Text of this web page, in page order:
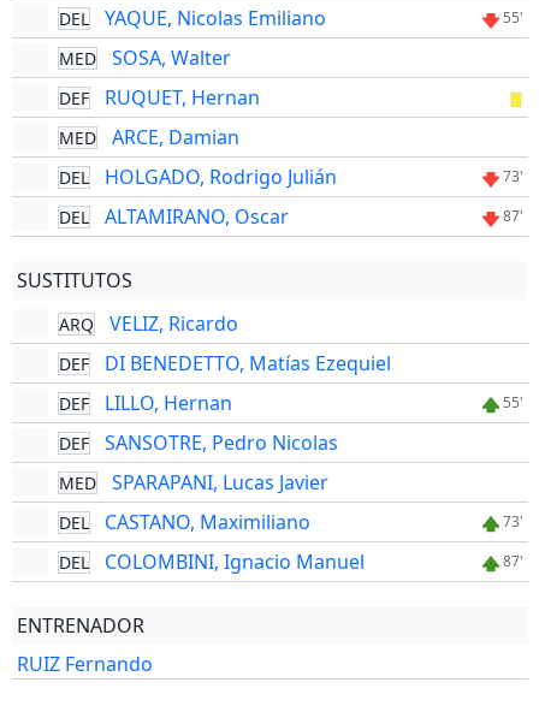
DEL YAQUE, Nicolas Emiliano 55'
MED SOSA, Walter
DEF RUQUET, Hernan
MED ARCE, Damian
DEL HOLGADO, Rodrigo Julián 73'
DEL ALTAMIRANO, Oscar 87'
SUSTITUTOS
ARQ VELIZ, Ricardo
DEF DI BENEDETTO, Matías Ezequiel
DEF LILLO, Hernan 55'
DEF SANSOTRE, Pedro Nicolas
MED SPARAPANI, Lucas Javier
DEL CASTANO, Maximiliano 73'
DEL COLOMBINI, Ignacio Manuel 87'
ENTRENADOR
RUIZ Fernando